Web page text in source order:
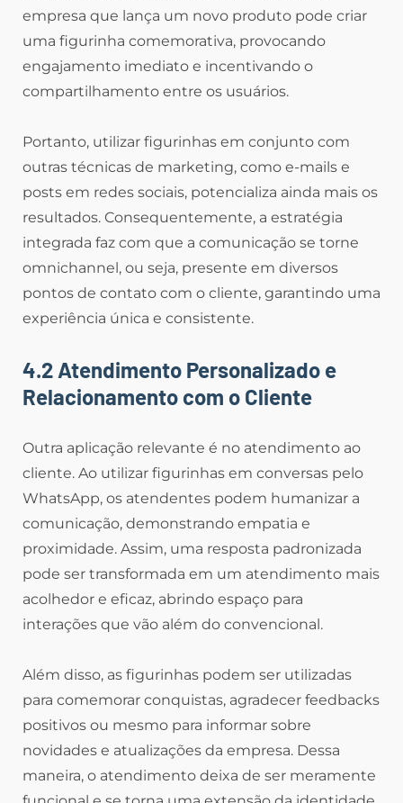
empresa que lança um novo produto pode criar
uma figurinha comemorativa, provocando
engajamento imediato e incentivando o
compartilhamento entre os usuários.
Portanto, utilizar figurinhas em conjunto com
outras técnicas de marketing, como e-mails e
posts em redes sociais, potencializa ainda mais os
resultados. Consequentemente, a estratégia
integrada faz com que a comunicação se torne
omnichannel, ou seja, presente em diversos
pontos de contato com o cliente, garantindo uma
experiência única e consistente.
4.2 Atendimento Personalizado e
Relacionamento com o Cliente
Outra aplicação relevante é no atendimento ao
cliente. Ao utilizar figurinhas em conversas pelo
WhatsApp, os atendentes podem humanizar a
comunicação, demonstrando empatia e
proximidade. Assim, uma resposta padronizada
pode ser transformada em um atendimento mais
acolhedor e eficaz, abrindo espaço para
interações que vão além do convencional.
Além disso, as figurinhas podem ser utilizadas
para comemorar conquistas, agradecer feedbacks
positivos ou mesmo para informar sobre
novidades e atualizações da empresa. Dessa
maneira, o atendimento deixa de ser meramente